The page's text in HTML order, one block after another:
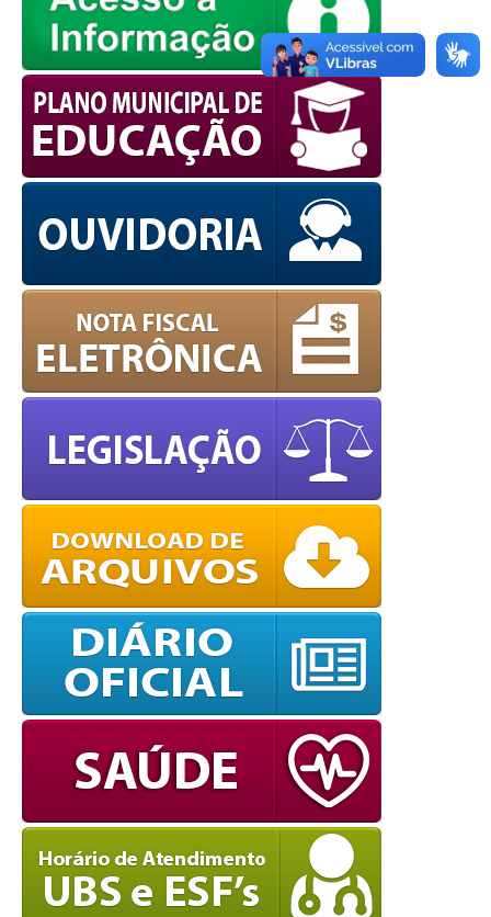
European Commission |
Cookies Policy
powered by WPCookiePro